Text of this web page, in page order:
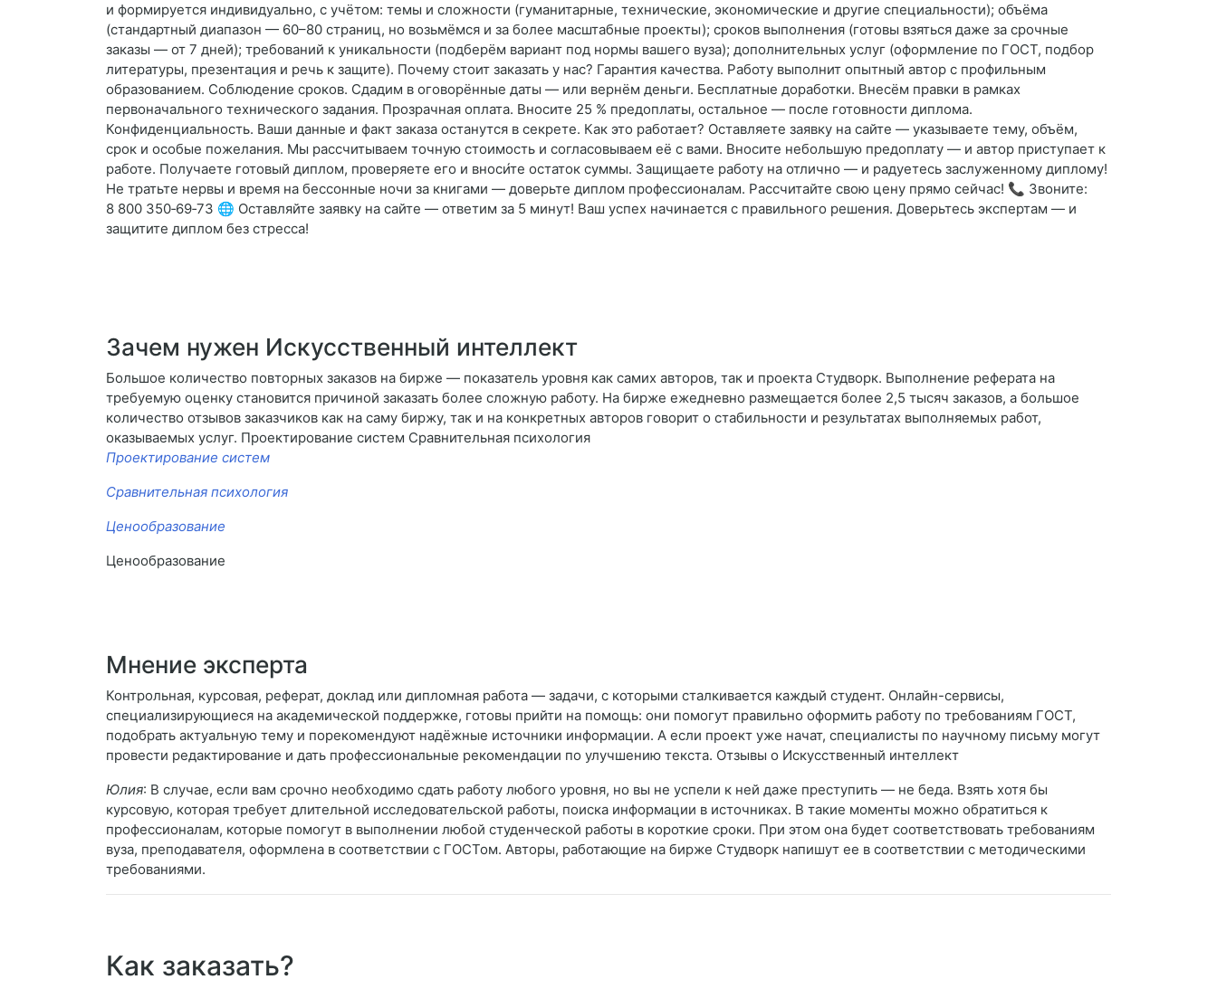
и формируется индивидуально, с учётом: темы и сложности (гуманитарные, технические, экономические и другие специальности); объёма
(стандартный диапазон — 60–80 страниц, но возьмёмся и за более масштабные проекты); сроков выполнения (готовы взяться даже за срочные
заказы — от 7 дней); требований к уникальности (подберём вариант под нормы вашего вуза); дополнительных услуг (оформление по ГОСТ, подбор
литературы, презентация и речь к защите). Почему стоит заказать у нас? Гарантия качества. Работу выполнит опытный автор с профильным
образованием. Соблюдение сроков. Сдадим в оговорённые даты — или вернём деньги. Бесплатные доработки. Внесём правки в рамках
первоначального технического задания. Прозрачная оплата. Вносите 25 % предоплаты, остальное — после готовности диплома.
Конфиденциальность. Ваши данные и факт заказа останутся в секрете. Как это работает? Оставляете заявку на сайте — указываете тему, объём,
срок и особые пожелания. Мы рассчитываем точную стоимость и согласовываем её с вами. Вносите небольшую предоплату — и автор приступает к
работе. Получаете готовый диплом, проверяете его и вноси́те остаток суммы. Защищаете работу на отлично — и радуетесь заслуженному диплому!
Не тратьте нервы и время на бессонные ночи за книгами — доверьте диплом профессионалам. Рассчитайте свою цену прямо сейчас! 📞 Звоните:
8 800 350‑69‑73 🌐 Оставляйте заявку на сайте — ответим за 5 минут! Ваш успех начинается с правильного решения. Доверьтесь экспертам — и
защитите диплом без стресса!
Зачем нужен Искусственный интеллект
Большое количество повторных заказов на бирже — показатель уровня как самих авторов, так и проекта Студворк. Выполнение реферата на
требуемую оценку становится причиной заказать более сложную работу. На бирже ежедневно размещается более 2,5 тысяч заказов, а большое
количество отзывов заказчиков как на саму биржу, так и на конкретных авторов говорит о стабильности и результатах выполняемых работ,
оказываемых услуг. Проектирование систем Сравнительная психология
Проектирование систем
Сравнительная психология
Ценообразование
Ценообразование
Мнение эксперта
Контрольная, курсовая, реферат, доклад или дипломная работа — задачи, с которыми сталкивается каждый студент. Онлайн-сервисы,
специализирующиеся на академической поддержке, готовы прийти на помощь: они помогут правильно оформить работу по требованиям ГОСТ,
подобрать актуальную тему и порекомендуют надёжные источники информации. А если проект уже начат, специалисты по научному письму могут
провести редактирование и дать профессиональные рекомендации по улучшению текста. Отзывы о Искусственный интеллект
Юлия: В случае, если вам срочно необходимо сдать работу любого уровня, но вы не успели к ней даже преступить — не беда. Взять хотя бы
курсовую, которая требует длительной исследовательской работы, поиска информации в источниках. В такие моменты можно обратиться к
профессионалам, которые помогут в выполнении любой студенческой работы в короткие сроки. При этом она будет соответствовать требованиям
вуза, преподавателя, оформлена в соответствии с ГОСТом. Авторы, работающие на бирже Студворк напишут ее в соответствии с методическими
требованиями.
Как заказать?